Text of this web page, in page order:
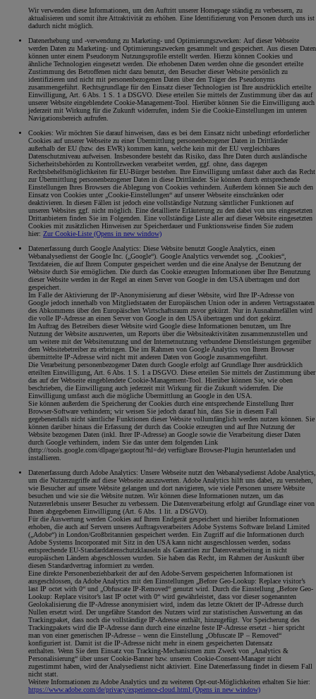
Wir verwenden diese Informationen, um den Auftritt unserer Homepage ständig zu verbessern, zu
aktualisieren und somit ihre Attraktivität zu erhöhen. Eine Identifizierung von Personen durch uns ist
dadurch nicht möglich.
Datenerhebung und -verwendung zu Marketing- und Optimierungszwecken: Auf dieser Webseite
werden Daten zu Marketing- und Optimierungszwecken gesammelt und gespeichert. Aus diesen Daten
können unter einem Pseudonym Nutzungsprofile erstellt werden. Hierzu können Cookies und
ähnliche Technologien eingesetzt werden. Die erhobenen Daten werden ohne die gesondert erteilte
Zustimmung des Betroffenen nicht dazu benutzt, den Besucher dieser Website persönlich zu
identifizieren und nicht mit personenbezogenen Daten über den Träger des Pseudonyms
zusammengeführt. Rechtsgrundlage für den Einsatz dieser Technologien ist Ihre ausdrücklich erteilte
Einwilligung, Art. 6 Abs. 1 S. 1 a DSGVO. Diese erteilen Sie mittels der Zustimmung über das auf
unserer Website eingeblendete Cookie-Management-Tool. Hierüber können Sie die Einwilligung auch
jederzeit mit Wirkung für die Zukunft widerrufen, indem Sie die Cookie-Einstellungen im unteren
Navigationsbereich aufrufen.
Cookies: Wir möchten Sie darauf hinweisen, dass es bei dem Einsatz nicht unbedingt erforderlicher
Cookies auf unserer Webseite zu einer Übermittlung personenbezogener Daten in Drittländer
außerhalb der EU (bzw. des EWR) kommen kann, welche kein mit der EU vergleichbares
Datenschutzniveau aufweisen. Insbesondere besteht das Risiko, dass Ihre Daten durch ausländische
Sicherheitsbehörden zu Kontrollzwecken verarbeitet werden, ggf. ohne, dass dagegen
Rechtsbehelfsmöglichkeiten für EU-Bürger bestehen. Ihre Einwilligung umfasst daher auch das Recht
zur Übermittlung personenbezogener Daten in diese Drittländer. Sie können durch entsprechende
Einstellungen Ihres Browsers die Ablegung von Cookies verhindern. Außerdem können Sie auch den
Einsatz von Cookies unter „Cookie-Einstellungen“ auf unserer Webseite einschränken oder
deaktivieren. In diesen Fällen ist jedoch eine vollständige Nutzung sämtlicher Funktionen auf
unseren Websites ggf. nicht möglich. Eine detaillierte Erläuterung zu den dabei von uns eingesetzten
Drittanbietern finden Sie im Folgenden. Eine vollständige Liste aller auf dieser Website eingesetzten
Cookies mit zusätzlichen Hinweisen zur Speicherdauer und Funktionsweise finden Sie zudem
hier: Zur Cookie-Liste (Opens in new window)
Datenerfassung durch Google Analytics: Diese Website benutzt Google Analytics, einen
Webanalysedienst der Google Inc. („Google“). Google Analytics verwendet sog. „Cookies“,
Textdateien, die auf Ihrem Computer gespeichert werden und die eine Analyse der Benutzung der
Website durch Sie ermöglichen. Die durch das Cookie erzeugten Informationen über Ihre Benutzung
dieser Website werden in der Regel an einen Server von Google in den USA übertragen und dort
gespeichert.
Im Falle der Aktivierung der IP-Anonymisierung auf dieser Website, wird Ihre IP-Adresse von
Google jedoch innerhalb von Mitgliedstaaten der Europäischen Union oder in anderen Vertragsstaaten
des Abkommens über den Europäischen Wirtschaftsraum zuvor gekürzt. Nur in Ausnahmefällen wird
die volle IP-Adresse an einen Server von Google in den USA übertragen und dort gekürzt.
Im Auftrag des Betreibers dieser Website wird Google diese Informationen benutzen, um Ihre
Nutzung der Website auszuwerten, um Reports über die Websiteaktivitäten zusammenzustellen und
um weitere mit der Websitenutzung und der Internetnutzung verbundene Dienstleistungen gegenüber
dem Websitebetreiber zu erbringen. Die im Rahmen von Google Analytics von Ihrem Browser
übermittelte IP-Adresse wird nicht mit anderen Daten von Google zusammengeführt.
Die Verarbeitung personenbezogener Daten durch Google erfolgt auf Grundlage Ihrer ausdrücklich
erteilten Einwilligung, Art. 6 Abs. 1 S. 1 a DSGVO. Diese erteilen Sie mittels der Zustimmung über
das auf der Webseite eingeblendete Cookie-Management-Tool. Hierüber können Sie, wie oben
beschrieben, die Einwilligung auch jederzeit mit Wirkung für die Zukunft widerrufen. Die
Einwilligung umfasst auch die mögliche Übermittlung an Google in den USA.
Sie können außerdem die Speicherung der Cookies durch eine entsprechende Einstellung Ihrer
Browser-Software verhindern; wir weisen Sie jedoch darauf hin, dass Sie in diesem Fall
gegebenenfalls nicht sämtliche Funktionen dieser Website vollumfänglich werden nutzen können. Sie
können darüber hinaus die Erfassung der durch das Cookie erzeugten und auf Ihre Nutzung der
Website bezogenen Daten (inkl. Ihrer IP-Adresse) an Google sowie die Verarbeitung dieser Daten
durch Google verhindern, indem Sie das unter dem folgenden Link
(http://tools.google.com/dlpage/gaoptout?hl=de) verfügbare Browser-Plugin herunterladen und
installieren.
Datenerfassung durch Adobe Analytics: Unsere Webseite nutzt den Webanalysedienst Adobe Analytics,
um die Nutzerzugriffe auf diese Webseite auszuwerten. Adobe Analytics hilft uns dabei, zu verstehen,
wie Besucher auf unsere Website gelangen und dort navigieren, wie viele Personen unsere Website
besuchen und wie sie die Website nutzen. Wir können diese Informationen nutzen, um das
Nutzererlebnis unserer Besucher zu verbessern. Die Datenverarbeitung erfolgt auf Grundlage einer von
Ihnen abgegebenen Einwilligung (Art. 6 Abs. 1 lit. a DSGVO).
Für die Auswertung werden Cookies auf Ihrem Endgerät gespeichert und hierüber Informationen
erhoben, die auch auf Servern unseres Auftragsverarbeiters Adobe Systems Software Ireland Limited
(„Adobe“) in London/Großbritannien gespeichert werden. Ein Zugriff auf die Informationen durch
Adobe Systems Incorporated mit Sitz in den USA kann nicht ausgeschlossen werden, sodass
entsprechende EU-Standarddatenschutzklauseln als Garantien zur Datenverarbeitung in nicht
europäischen Ländern abgeschlossen wurden. Sie haben das Recht, im Rahmen der Auskunft über
diesen Standardvertrag informiert zu werden.
Eine direkte Personenbeziehbarkeit der auf den Adobe-Servern gespeicherten Informationen ist
ausgeschlossen, da Adobe Analytics mit den Einstellungen „Before Geo-Lookup: Replace visitor’s
last IP octet with 0“ und „Obfuscate IP-Removed“ genutzt wird. Durch die Einstellung „Before Geo-
Lookup: Replace visitor’s last IP octet with 0“ wird gewährleistet, dass vor dieser sogenannten
Geolokalisierung die IP-Adresse anonymisiert wird, indem das letzte Oktett der IP-Adresse durch
Nullen ersetzt wird. Der ungefähre Standort des Nutzers wird zur statistischen Auswertung an das
Trackingpaket, dass noch die vollständige IP-Adresse enthält, hinzugefügt. Vor Speicherung des
Trackingpakets wird die IP-Adresse dann durch eine einzelne feste IP-Adresse ersetzt - hier spricht
man von einer generischen IP-Adresse – wenn die Einstellung „Obfuscate IP – Removed“
konfiguriert ist. Damit ist die IP-Adresse nicht mehr in einem gespeicherten Datensatz
enthalten. Wenn Sie dem Einsatz von Tracking-Mechanismen zum Zweck von „Analytics &
Personalisierung“ über unser Cookie-Banner bzw. unseren Cookie-Consent-Manager nicht
zugestimmt haben, wird der Analysedienst nicht aktiviert. Eine Datenerfassung findet in diesem Fall
nicht statt.
Weitere Informationen zu Adobe Analytics und zu weiteren Opt-out-Möglichkeiten erhalten Sie hier:
https://www.adobe.com/de/privacy/experience-cloud.html (Opens in new window)